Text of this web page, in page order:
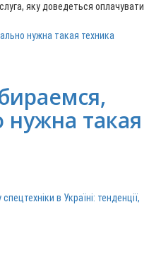
яку доведеться оплачувати
такая